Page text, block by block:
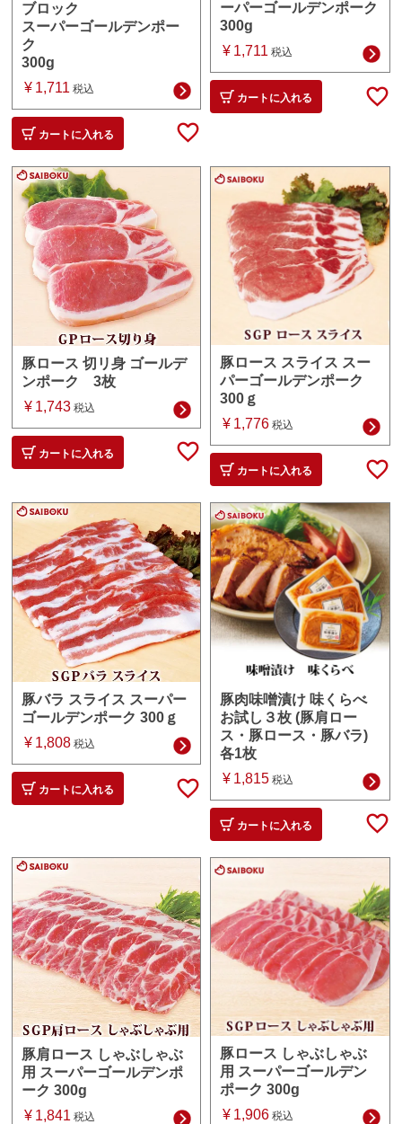
ブロック
スーパーゴールデンポー
ク
300g
¥ 1,711 税込
カートに入れる
ーパーゴールデンポーク
300g
¥ 1,711 税込
カートに入れる
豚ロース 切リ身 ゴールデ
ンポーク 3枚
¥ 1,743 税込
カートに入れる
豚ロース スライス スー
パーゴールデンポーク
300ｇ
¥ 1,776 税込
カートに入れる
豚バラ スライス スーパー
ゴールデンポーク 300ｇ
¥ 1,808 税込
カートに入れる
豚肉味噌漬け 味くらべ
お試し３枚 (豚肩ロー
ス・豚ロース・豚バラ)
各1枚
¥ 1,815 税込
カートに入れる
豚肩ロース しゃぶしゃぶ
用 スーパーゴールデンポ
ーク 300g
¥ 1,841 税込
豚ロース しゃぶしゃぶ
用 スーパーゴールデン
ポーク 300g
¥ 1,906 税込